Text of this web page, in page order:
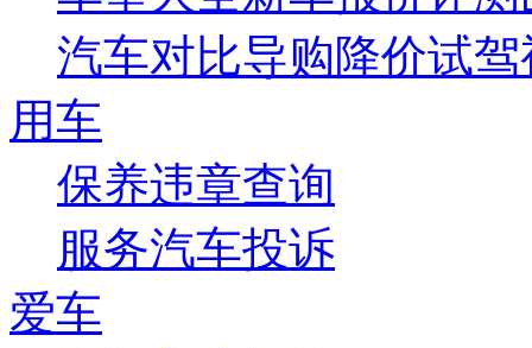
汽车对比导购降价试驾
用车
保养违章查询
服务汽车投诉
爱车